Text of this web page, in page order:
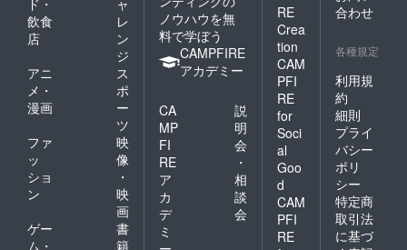
ド・
飲食
店
ャ
レ
ン
ジ
アニ
メ・
漫画
ス
ポ
ー
ツ
ファ
ッ
ショ
ン
映
像
・
映
画
ゲー
ム・
書
籍
ノウハウを無
料で学ぼう
CAMPFIRE
アカデミー
CA
MP
FI
RE
ア
カ
デ
ミ
説
明
会
・
相
談
会
RE
Crea
tion
CAM
PFI
RE
for
Soci
al
Goo
d
CAM
PFI
RE
合わせ
各種規定
利用規
約
細則
プライ
バシー
ポリ
シー
特定商
取引法
に基づ